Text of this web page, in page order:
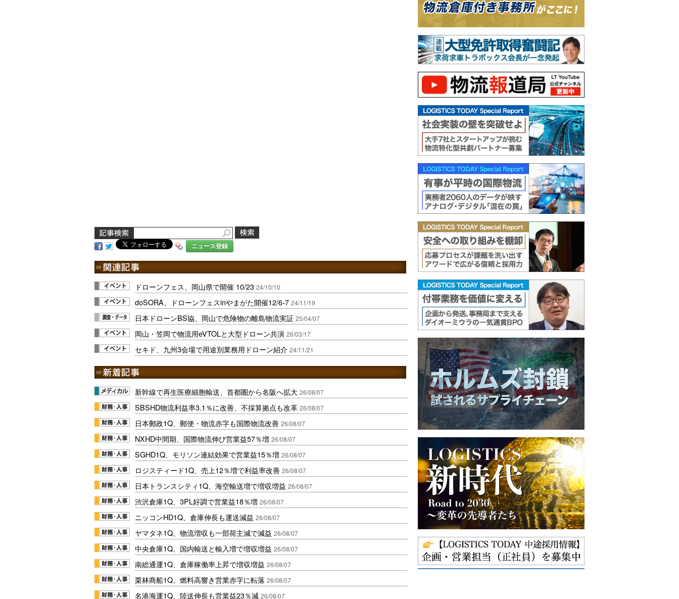
ニュース登録
ドローンフェス、岡山県で開催 10/23 24/10/10
doSORA、ドローンフェスinやまがた開催12/6-7 24/11/19
日本ドローンBS協、岡山で危険物の離島物流実証 25/04/07
岡山・笠岡で物流用eVTOLと大型ドローン共演 26/03/17
セキド、九州3会場で用途別業務用ドローン紹介 24/11/21
新幹線で再生医療細胞輸送、首都圏から名阪へ拡大 26/08/07
SBSHD物流利益率3.1％に改善、不採算拠点も改革 26/08/07
日本郵政1Q、郵便・物流赤字も国際物流改善 26/08/07
NXHD中間期、国際物流伸び営業益57％増 26/08/07
SGHD1Q、モリソン連結効果で営業益15％増 26/08/07
ロジスティード1Q、売上12％増で利益率改善 26/08/07
日本トランスシティ1Q、海空輸送増で増収増益 26/08/07
渋沢倉庫1Q、3PL好調で営業益18％増 26/08/07
ニッコンHD1Q、倉庫伸長も運送減益 26/08/07
ヤマタネ1Q、物流増収も一部荷主減で減益 26/08/07
中央倉庫1Q、国内輸送と輸入増で増収増益 26/08/07
南総通運1Q、倉庫稼働率上昇で増収増益 26/08/07
栗林商船1Q、燃料高響き営業赤字に転落 26/08/07
名港海運1Q、陸送伸長も営業益23％減 26/08/07